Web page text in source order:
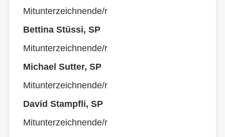
Mitunterzeichnende/r
Bettina Stüssi, SP
Mitunterzeichnende/r
Michael Sutter, SP
Mitunterzeichnende/r
David Stampfli, SP
Mitunterzeichnende/r